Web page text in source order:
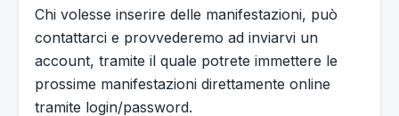
Chi volesse inserire delle manifestazioni, può
contattarci e provvederemo ad inviarvi un
account, tramite il quale potrete immettere le
prossime manifestazioni direttamente online
tramite login/password.